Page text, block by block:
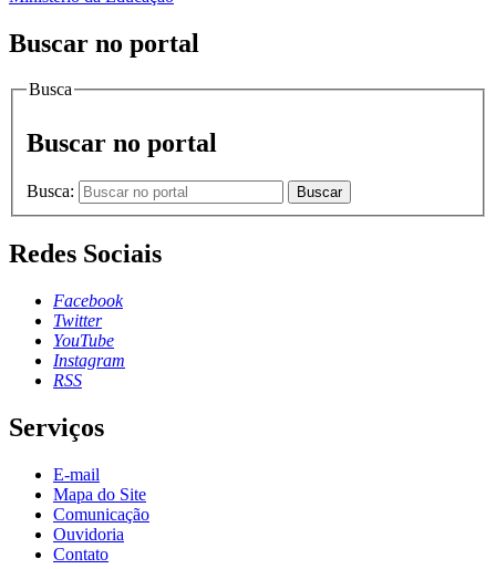
Buscar no portal
Busca
Buscar no portal
Busca: Buscar
Redes Sociais
Facebook
Twitter
YouTube
Instagram
RSS
Serviços
E-mail
Mapa do Site
Comunicação
Ouvidoria
Contato